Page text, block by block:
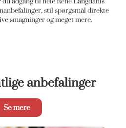
stil spørgsmål direkte
smagninger og meget mere.
anbefalinger
Se mere